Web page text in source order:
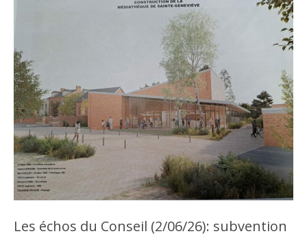
Les échos du Conseil (2/06/26): subvention